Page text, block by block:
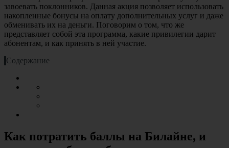
завоевать поклонников. Данная акция позволяет использовать
накопленные бонусы на оплату дополнительных услуг и даже
обменивать их на деньги. Поговорим о том, что же
представляет собой эта программа, какие привилегии дарит
абонентам, и как принять в ней участие.
Содержание
Как потратить баллы на Билайне, и